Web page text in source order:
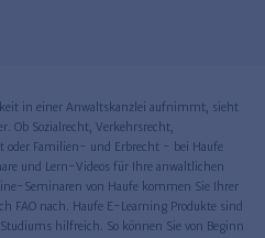
in einer Anwaltskanzlei aufnimmt, sieht
Ob Sozialrecht, Verkehrsrecht,
oder Familien- und Erbrecht - bei Haufe
und Lern-Videos für Ihre anwaltlichen
Seminaren von Haufe kommen Sie Ihrer
FAO nach. Haufe E-Learning Produkte sind
hilfreich. So können Sie von Beginn